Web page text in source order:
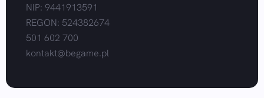
NIP: 9441913591
REGON: 524382674
501 602 700
kontakt@begame.pl